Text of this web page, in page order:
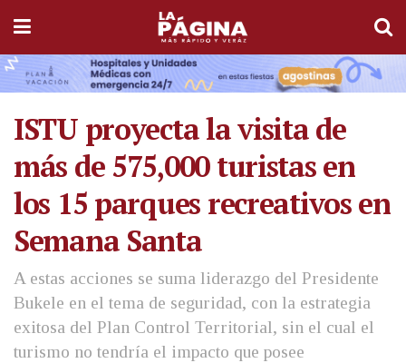
ISTU proyecta la visita de
más de 575,000 turistas en
los 15 parques recreativos en
Semana Santa
A estas acciones se suma liderazgo del Presidente
Bukele en el tema de seguridad, con la estrategia
exitosa del Plan Control Territorial, sin el cual el
turismo no tendría el impacto que posee